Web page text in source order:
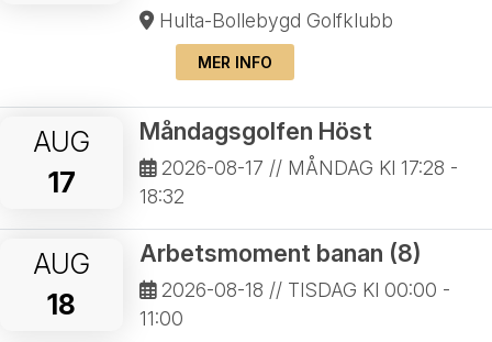
Hulta-Bollebygd Golfklubb
MER INFO
AUG
17
Måndagsgolfen Höst
2026-08-17 // MÅNDAG Kl 17:28 -
18:32
AUG
18
Arbetsmoment banan (8)
2026-08-18 // TISDAG Kl 00:00 -
11:00